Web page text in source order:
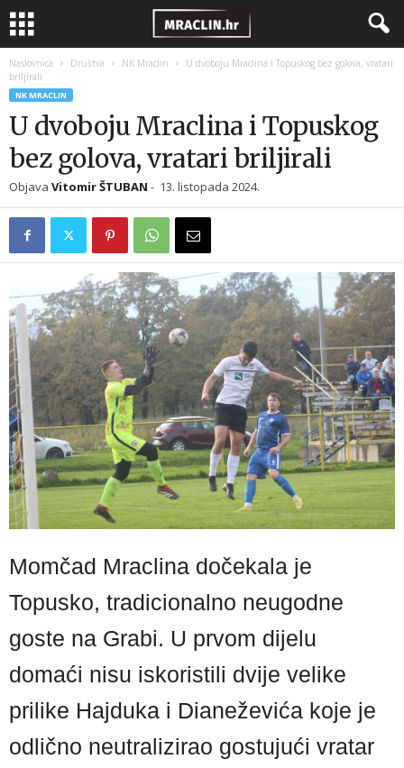
Naslovnica Društva NK Mraclin
U dvoboju Mraclina i Topuskog bez golova, vratari
briljirali
NK MRACLIN
U dvoboju Mraclina i Topuskog
bez golova, vratari briljirali
Objava Vitomir ŠTUBAN - 13. listopada 2024.
Momčad Mraclina dočekala je
Topusko, tradicionalno neugodne
goste na Grabi. U prvom dijelu
domaći nisu iskoristili dvije velike
prilike Hajduka i Dianeževića koje je
odlično neutralizirao gostujući vratar